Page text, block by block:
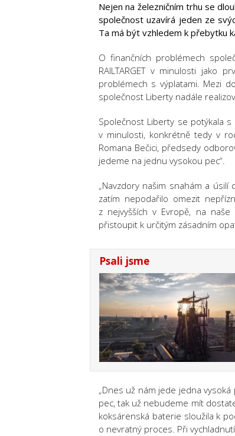
Nejen na železničním trhu se
společnost uzavírá jeden ze
Ta má být vzhledem k přebytku
O finančních problémech
RAILTARGET v minulosti jako
problémech s výplatami. Mezi
společnost Liberty nadále
Společnost Liberty se potýkala
v minulosti, konkrétně tedy v
Romana Bečici, předsedy
jedeme na jednu vysokou pec“.
„Navzdory našim snahám a
zatím nepodařilo omezit
z nejvyšších v Evropě, na
přistoupit k určitým zásadním
Psali jsme
„Dnes už nám jede jedna
pec, tak už nebudeme mít
koksárenská baterie sloužila k
o nevratný proces. Při